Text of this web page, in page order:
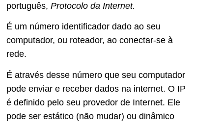
português, Protocolo da Internet.
É um número identificador dado ao seu
computador, ou roteador, ao conectar-se à
rede.
É através desse número que seu computador
pode enviar e receber dados na internet. O IP
é definido pelo seu provedor de Internet. Ele
pode ser estático (não mudar) ou dinâmico